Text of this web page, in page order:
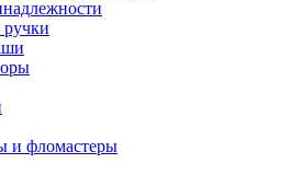
ручки
и фломастеры